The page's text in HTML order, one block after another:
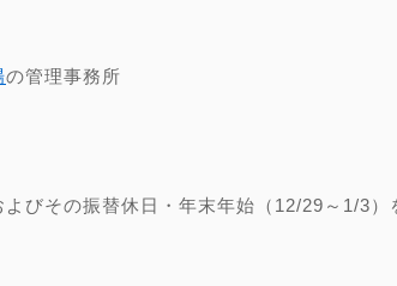
の管理事務所
びその振替休日・年末年始（12/29～1/3）